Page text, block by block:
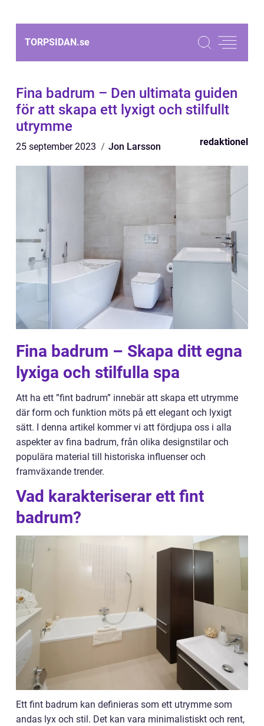
TORPSIDAN.se
Fina badrum – Den ultimata guiden
för att skapa ett lyxigt och stilfullt
utrymme
25 september 2023 Jon Larsson redaktionel
Fina badrum – Skapa ditt egna
lyxiga och stilfulla spa
Att ha ett ”fint badrum” innebär att skapa ett utrymme
där form och funktion möts på ett elegant och lyxigt
sätt. I denna artikel kommer vi att fördjupa oss i alla
aspekter av fina badrum, från olika designstilar och
populära material till historiska influenser och
framväxande trender.
Vad karakteriserar ett fint
badrum?
Ett fint badrum kan definieras som ett utrymme som
andas lyx och stil. Det kan vara minimalistiskt och rent,